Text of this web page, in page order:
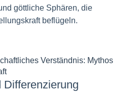
göttliche Sphären, die
beflügeln.
Verständnis: Mythos
Differenzierung